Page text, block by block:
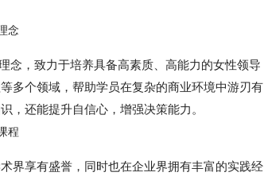
念
念，致力于培养具备高素质、高能力的女性领导
多个领域，帮助学员在复杂的商业环境中游刃有
，还能提升自信心，增强决策能力。
程
界享有盛誉，同时也在企业界拥有丰富的实践经